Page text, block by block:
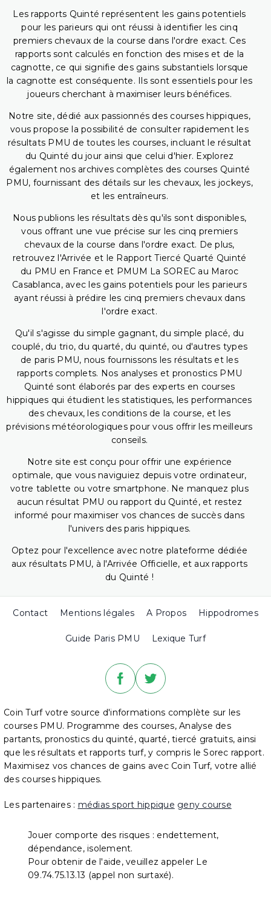
Les rapports Quinté représentent les gains potentiels
pour les parieurs qui ont réussi à identifier les cinq
premiers chevaux de la course dans l'ordre exact. Ces
rapports sont calculés en fonction des mises et de la
cagnotte, ce qui signifie des gains substantiels lorsque
la cagnotte est conséquente. Ils sont essentiels pour les
joueurs cherchant à maximiser leurs bénéfices.
Notre site, dédié aux passionnés des courses hippiques,
vous propose la possibilité de consulter rapidement les
résultats PMU de toutes les courses, incluant le résultat
du Quinté du jour ainsi que celui d'hier. Explorez
également nos archives complètes des courses Quinté
PMU, fournissant des détails sur les chevaux, les jockeys,
et les entraîneurs.
Nous publions les résultats dès qu'ils sont disponibles,
vous offrant une vue précise sur les cinq premiers
chevaux de la course dans l'ordre exact. De plus,
retrouvez l'Arrivée et le Rapport Tiercé Quarté Quinté
du PMU en France et PMUM La SOREC au Maroc
Casablanca, avec les gains potentiels pour les parieurs
ayant réussi à prédire les cinq premiers chevaux dans
l'ordre exact.
Qu'il s'agisse du simple gagnant, du simple placé, du
couplé, du trio, du quarté, du quinté, ou d'autres types
de paris PMU, nous fournissons les résultats et les
rapports complets. Nos analyses et pronostics PMU
Quinté sont élaborés par des experts en courses
hippiques qui étudient les statistiques, les performances
des chevaux, les conditions de la course, et les
prévisions météorologiques pour vous offrir les meilleurs
conseils.
Notre site est conçu pour offrir une expérience
optimale, que vous naviguiez depuis votre ordinateur,
votre tablette ou votre smartphone. Ne manquez plus
aucun résultat PMU ou rapport du Quinté, et restez
informé pour maximiser vos chances de succès dans
l'univers des paris hippiques.
Optez pour l'excellence avec notre plateforme dédiée
aux résultats PMU, à l'Arrivée Officielle, et aux rapports
du Quinté !
Contact Mentions légales A Propos Hippodromes
Guide Paris PMU Lexique Turf
Coin Turf votre source d'informations complète sur les
courses PMU. Programme des courses, Analyse des
partants, pronostics du quinté, quarté, tiercé gratuits, ainsi
que les résultats et rapports turf, y compris le Sorec rapport.
Maximisez vos chances de gains avec Coin Turf, votre allié
des courses hippiques.
Les partenaires : médias sport hippique geny course
Jouer comporte des risques : endettement,
dépendance, isolement.
Pour obtenir de l'aide, veuillez appeler Le
09.74.75.13.13 (appel non surtaxé).